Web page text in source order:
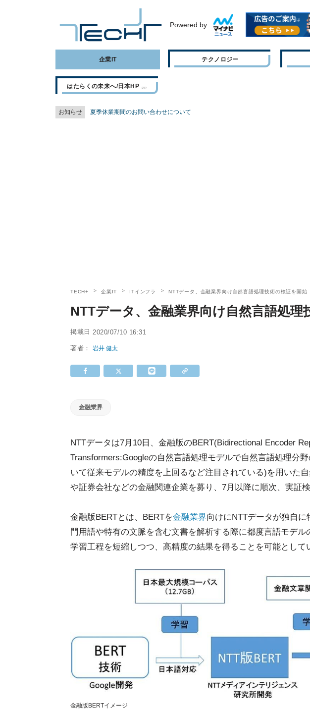
Powered by
企業IT テクノロジー
はたらくの未来へ/日本HP
お知らせ 夏季休業期間のお問い合わせについて
TECH+ 企業IT ITインフラ NTTデータ、金融業界向け自然言語処理技術の検証を開始
NTTデータ、金融業界向け自然言語処理
掲載日 2020/07/10 16:31
著者：岩井 健太
金融業界
NTTデータは7月10日、金融版のBERT(Bidirectional Encoder
Transformers:Googleの自然言語処理モデルで自然言語処理分
いて従来モデルの精度を上回るなど注目されている)を用いた
や証券会社などの金融関連企業を募り、7月以降に順次、実証
金融版BERTとは、BERTを金融業界向けにNTTデータが独自
門用語や特有の文脈を含む文書を解析する際に都度言語モデル
学習工程を短縮しつつ、高精度の結果を得ることを可能として
金融版BERTイメージ